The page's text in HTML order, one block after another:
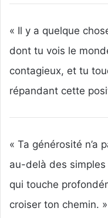
« Il y a quelque
dont tu vois le
contagieux, et tu
répandant cette
« Ta générosité n’a
au-delà des simples
qui touche
croiser ton chemin. »